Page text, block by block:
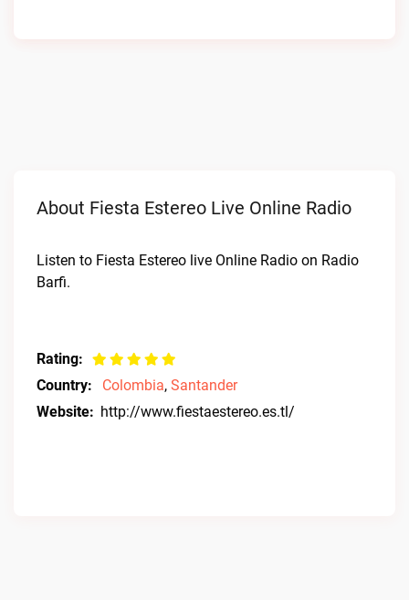
About Fiesta Estereo Live Online Radio
Listen to Fiesta Estereo live Online Radio on Radio
Barfi.
Rating:
Country:
Colombia, Santander
Website: http://www.fiestaestereo.es.tl/